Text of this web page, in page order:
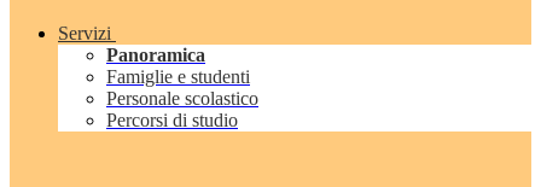
Servizi
Panoramica
Famiglie e studenti
Personale scolastico
Percorsi di studio